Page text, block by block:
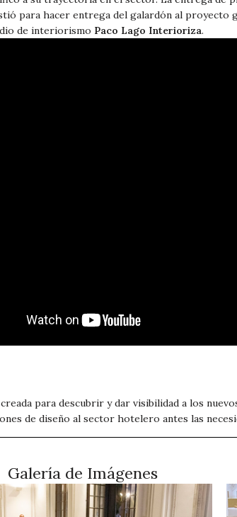
para hacer entrega del galardón al proyecto
de interiorismo Paco Lago Interioriza.
para descubrir y dar visibilidad a los
de diseño al sector hotelero antes las
Galería de Imágenes